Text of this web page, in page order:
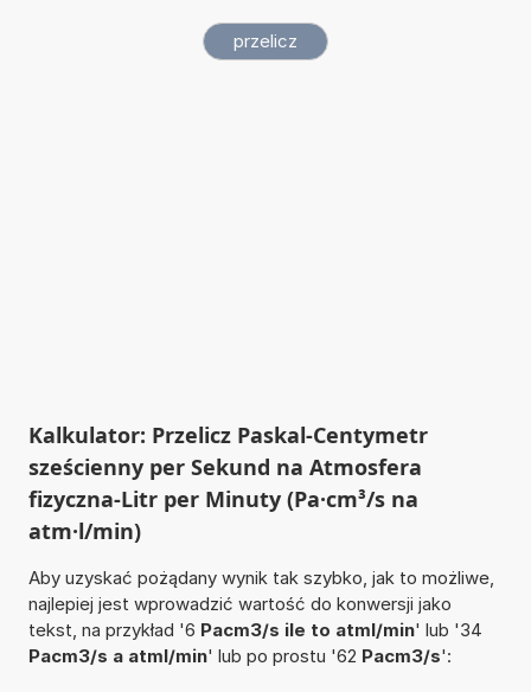
Kalkulator: Przelicz Paskal-Centymetr
sześcienny per Sekund na Atmosfera
fizyczna-Litr per Minuty (Pa·cm³/s na
atm·l/min)
Aby uzyskać pożądany wynik tak szybko, jak to możliwe,
najlepiej jest wprowadzić wartość do konwersji jako
tekst, na przykład '6 Pacm3/s ile to atml/min' lub '34
Pacm3/s a atml/min' lub po prostu '62 Pacm3/s':